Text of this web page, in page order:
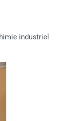
industriel